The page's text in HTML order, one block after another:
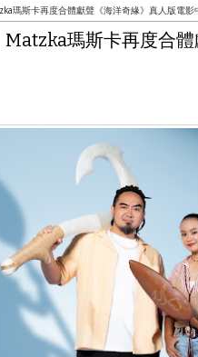
瑪斯卡再度合體獻聲《海洋奇緣》真人版電影
瑪斯卡再度合